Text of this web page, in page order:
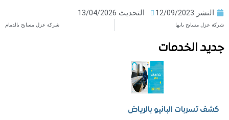
12/09/2023 التحديث 13/04/2026
بابها شركة عزل مسابح بالدمام
الخدمات
البانيو بالرياض